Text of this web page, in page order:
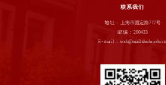
联系我们
地址： 上海市国定路777号
邮编： 200433
E-mail： wxb@mail.shufe.edu.cn